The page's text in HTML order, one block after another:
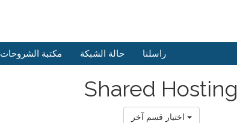
مكتبة الشروحات حالة الشبكة راسلنا
Shared Hosting